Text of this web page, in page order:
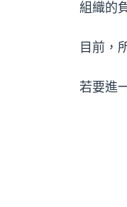
組織的
目前，
若要進